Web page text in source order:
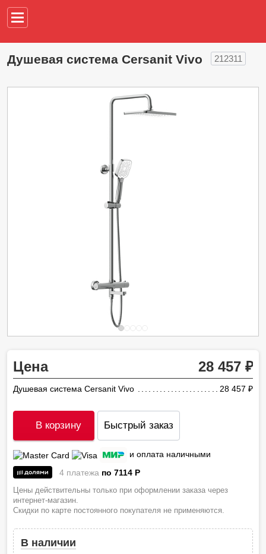
Душевая система Cersanit Vivo 212311
Цена 28 457
Душевая система Cersanit Vivo 28 457
В корзину Быстрый заказ
и оплата наличными
4 платежа по 7114 P
Цены действительны только при оформлении заказа через
интернет-магазин.
Скидки по карте постоянного покупателя не применяются.
В наличии